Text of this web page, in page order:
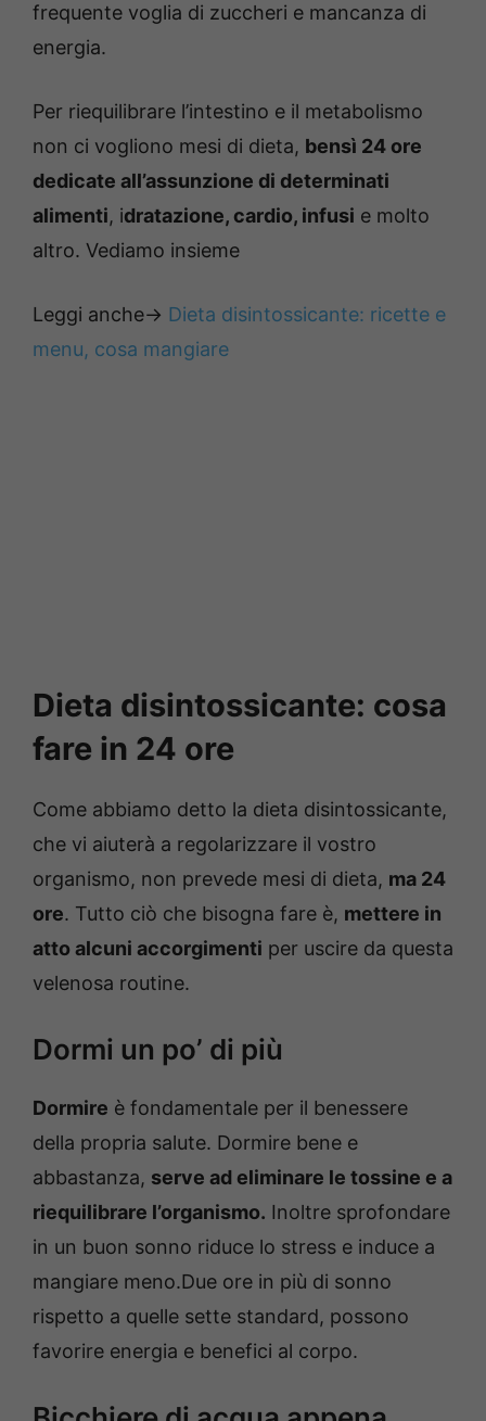
frequente voglia di zuccheri e mancanza di
energia.
Per riequilibrare l’intestino e il metabolismo
non ci vogliono mesi di dieta, bensì 24 ore
dedicate all’assunzione di determinati
alimenti, idratazione, cardio, infusi e molto
altro. Vediamo insieme
Leggi anche-> Dieta disintossicante: ricette e
menu, cosa mangiare
Dieta disintossicante: cosa
fare in 24 ore
Come abbiamo detto la dieta disintossicante,
che vi aiuterà a regolarizzare il vostro
organismo, non prevede mesi di dieta, ma 24
ore. Tutto ciò che bisogna fare è, mettere in
atto alcuni accorgimenti per uscire da questa
velenosa routine.
Dormi un po’ di più
Dormire è fondamentale per il benessere
della propria salute. Dormire bene e
abbastanza, serve ad eliminare le tossine e a
riequilibrare l’organismo. Inoltre sprofondare
in un buon sonno riduce lo stress e induce a
mangiare meno.Due ore in più di sonno
rispetto a quelle sette standard, possono
favorire energia e benefici al corpo.